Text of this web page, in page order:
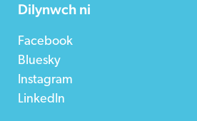
Dilynwch ni
Facebook
Bluesky
Instagram
LinkedIn